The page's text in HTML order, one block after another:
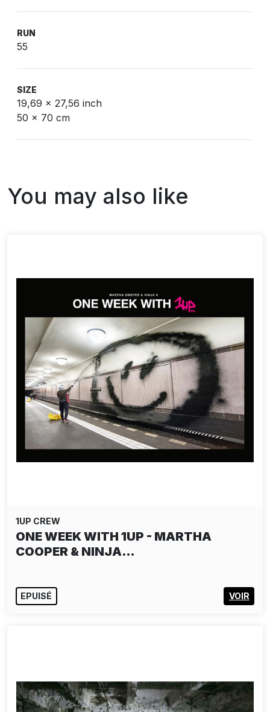
RUN
55
SIZE
19,69 x 27,56 inch
50 x 70 cm
You may also like
1UP CREW
ONE WEEK WITH 1UP - MARTHA
COOPER & NINJA…
EPUISÉ VOIR